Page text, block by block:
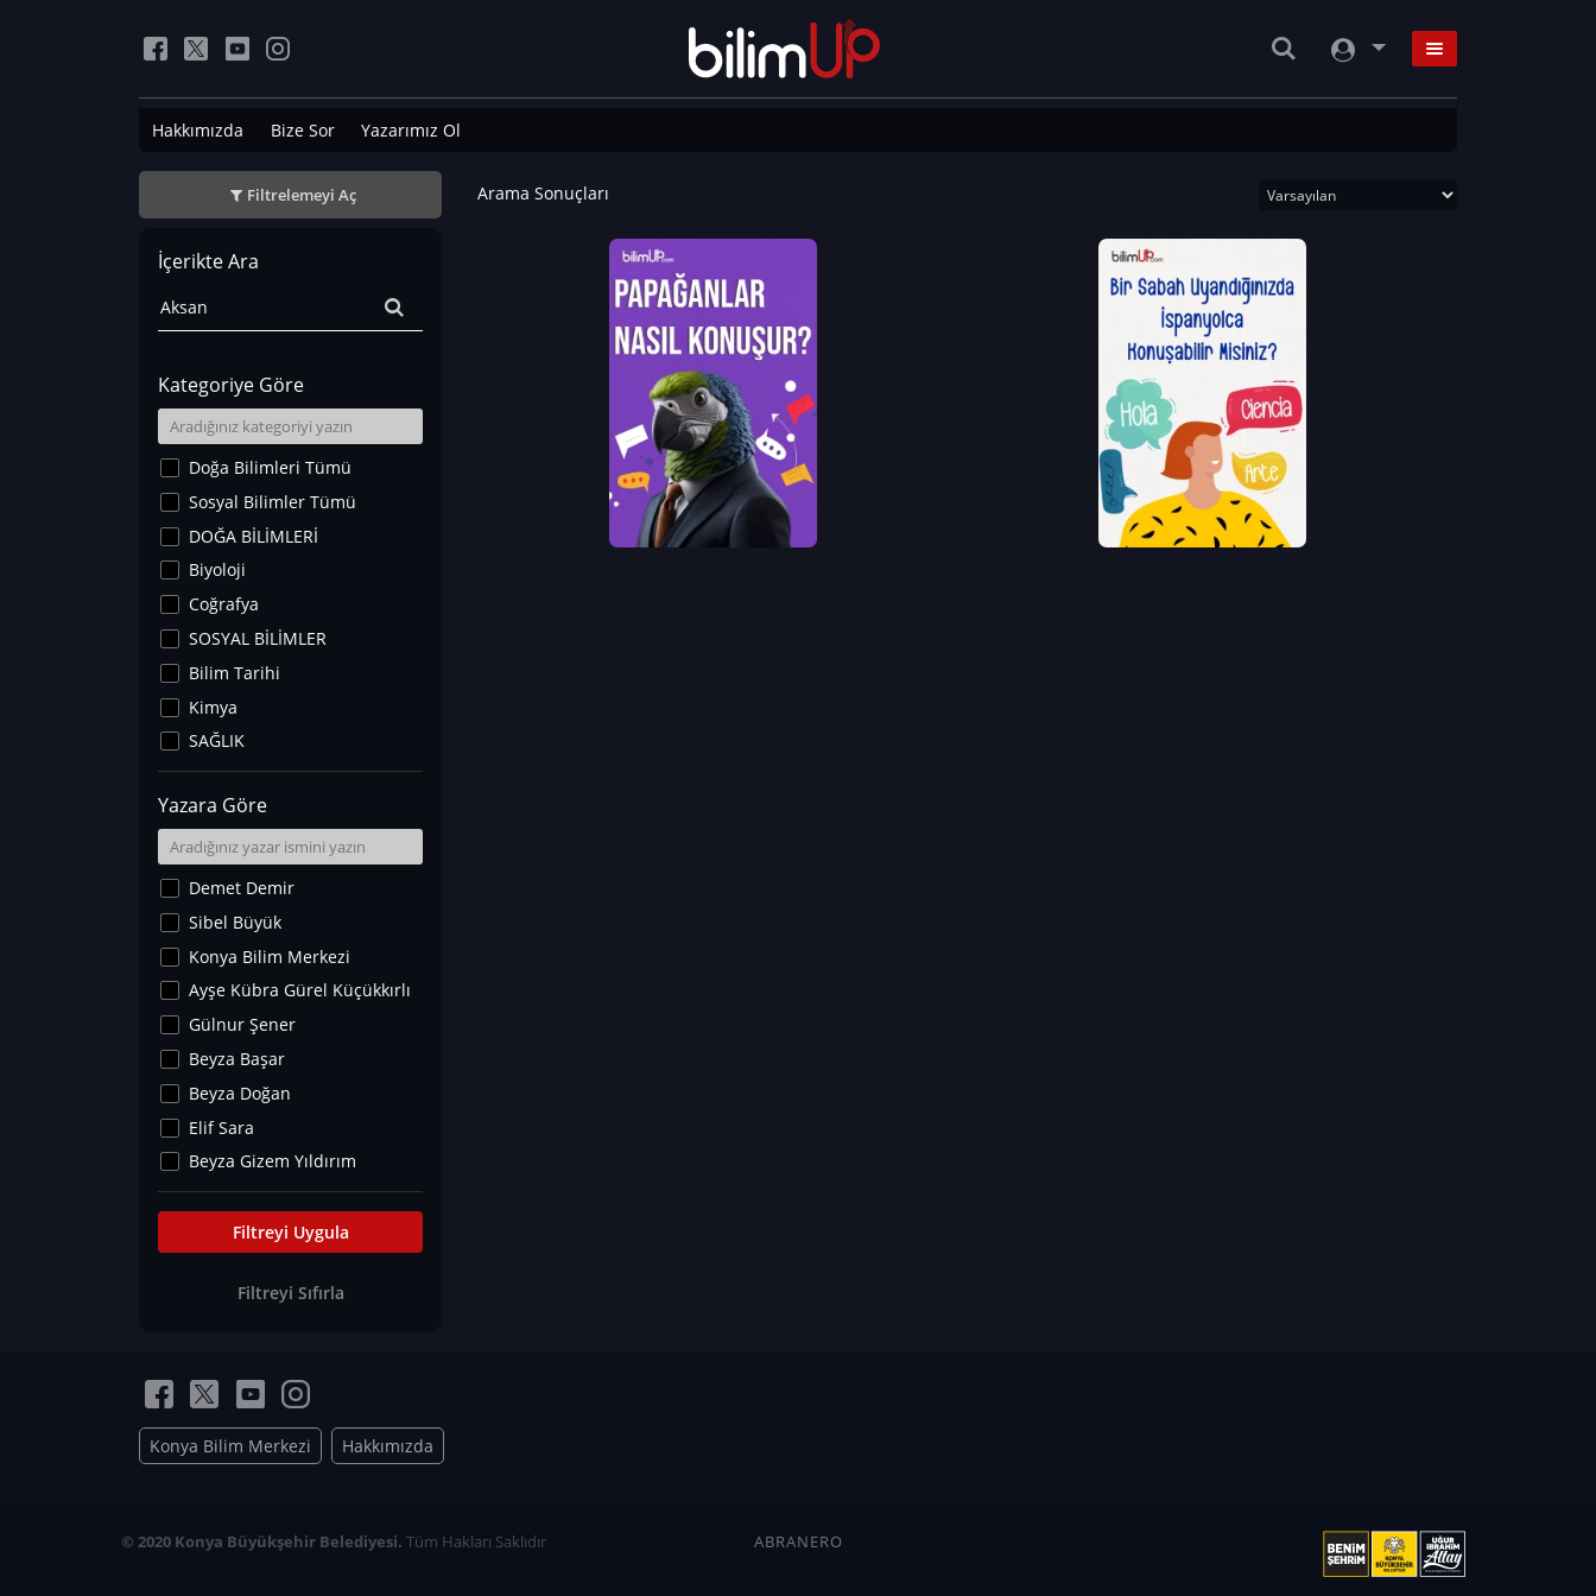
Hakkımızda Bize Sor Yazarımız Ol
Filtrelemeyi Aç
İçerikte Ara
Kategoriye Göre
Doğa Bilimleri Tümü
Sosyal Bilimler Tümü
DOĞA BİLİMLERİ
Biyoloji
Coğrafya
SOSYAL BİLİMLER
Bilim Tarihi
Kimya
SAĞLIK
Sanat Tarihi
Fizik
Yer Bilimleri
Astronomi ve Uzay
Noroloji
Matematik
Teknoloji
İklim Değişikliği
Arkeoloji
Kültür&Sanat
Yaşam Tavsiyeleri
Merakoloji
Eğitim Bilimleri
Yazara Göre
Demet Demir
Sibel Büyük
Konya Bilim Merkezi
Ayşe Kübra Gürel Küçükkırlı
Gülnur Şener
Beyza Başar
Beyza Doğan
Elif Sara
Beyza Gizem Yıldırım
İlknur İyigökler
Büşra Elif Kıvrak
Can TORUN
Elif Sara
Ayşe Edanur Başer
Gözde Düriye Alkan
Ceren Eda Erol
Filtreyi Uygula
Filtreyi Sıfırla
Arama Sonuçları
Konya Bilim Merkezi Hakkımızda
© 2020 Konya Büyükşehir Belediyesi. Tüm Hakları Saklıdır ABRANERO